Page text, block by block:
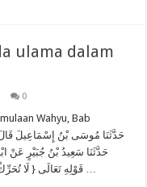
ulama dalam
0
Wahyu, Bab